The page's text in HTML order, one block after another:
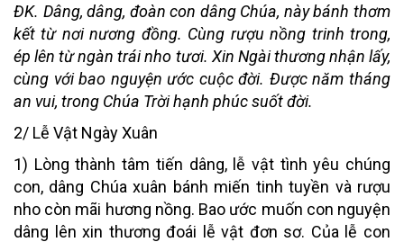
ĐK. Dâng, dâng, đoàn con dâng Chúa, này bánh thơm
kết từ nơi nương đồng. Cùng rượu nồng trinh trong,
ép lên từ ngàn trái nho tươi. Xin Ngài thương nhận lấy,
cùng với bao nguyện ước cuộc đời. Được năm tháng
an vui, trong Chúa Trời hạnh phúc suốt đời.
2/ Lễ Vật Ngày Xuân
1) Lòng thành tâm tiến dâng, lễ vật tình yêu chúng
con, dâng Chúa xuân bánh miến tinh tuyền và rượu
nho còn mãi hương nồng. Bao ước muốn con nguyện
dâng lên xin thương đoái lễ vật đơn sơ. Của lễ con